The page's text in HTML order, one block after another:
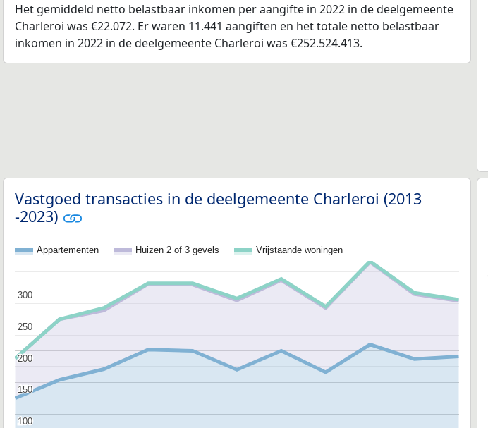
Het gemiddeld netto belastbaar inkomen per aangifte in 2022 in de deelgemeente
Charleroi was €22.072. Er waren 11.441 aangiften en het totale netto belastbaar
inkomen in 2022 in de deelgemeente Charleroi was €252.524.413.
Vastgoed transacties in de deelgemeente Charleroi (2013
-2023)
Appartementen Huizen 2 of 3 gevels Vrijstaande woningen
100
100
150
150
200
200
250
250
300
300